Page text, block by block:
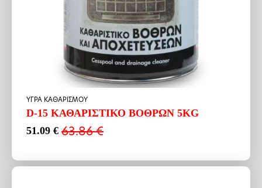
ΥΓΡΑ ΚΑΘΑΡΙΣΜΟΥ
D-15 ΚΑΘΑΡΙΣΤΙΚΟ ΒΟΘΡΩΝ 5KG
63.86€
Original
63.86 €.
51.09 €
Η
είναι: